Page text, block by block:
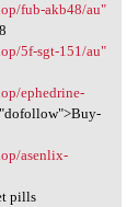
fub-akb48/au"
5f-sgt-151/au"
ephedrine-
asenlix-
pills